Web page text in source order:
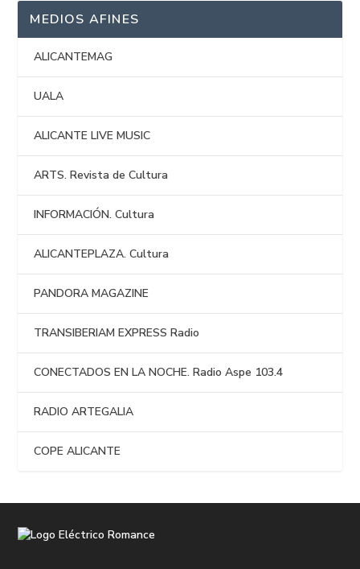
MEDIOS AFINES
ALICANTEMAG
UALA
ALICANTE LIVE MUSIC
ARTS. Revista de Cultura
INFORMACIÓN. Cultura
ALICANTEPLAZA. Cultura
PANDORA MAGAZINE
TRANSIBERIAM EXPRESS Radio
CONECTADOS EN LA NOCHE. Radio Aspe 103.4
RADIO ARTEGALIA
COPE ALICANTE